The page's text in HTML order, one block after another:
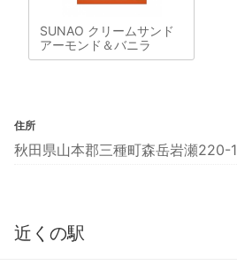
SUNAO クリームサンド
アーモンド＆バニラ
住所
秋田県山本郡三種町森岳岩瀬220-1
近くの駅